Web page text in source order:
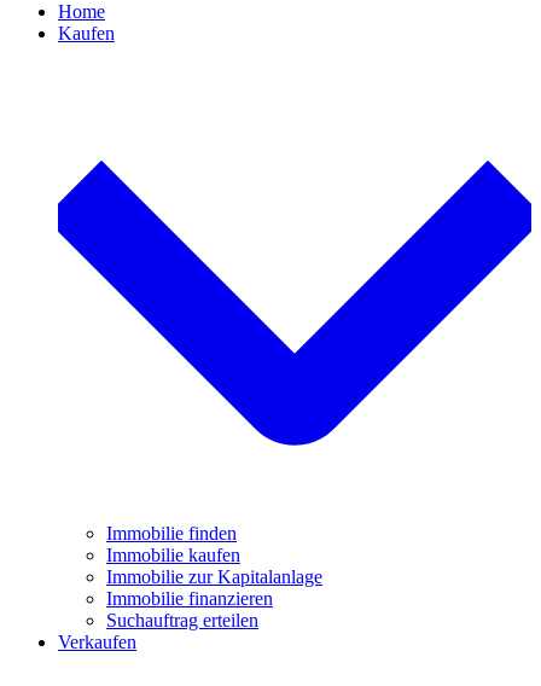
Home
Kaufen
Immobilie finden
Immobilie kaufen
Immobilie zur Kapitalanlage
Immobilie finanzieren
Suchauftrag erteilen
Verkaufen